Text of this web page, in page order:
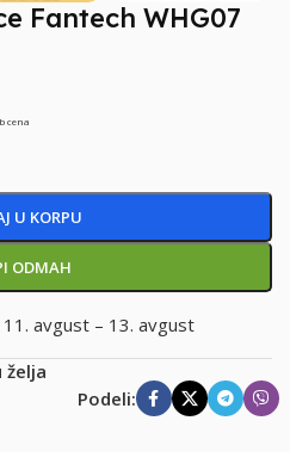
Fantech WHG07
cena
U KORPU
ODMAH
11. avgust – 13. avgust
želja
Podeli: